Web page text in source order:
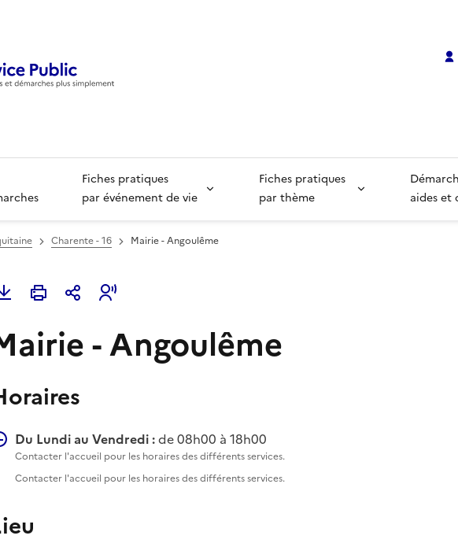
Fiches pratiques
par événement de vie
Fiches pratiques
par thème
aides et
Charente - 16 Mairie - Angoulême
- Angoulême
Du Lundi au Vendredi :de 08h00 à 18h00
Contacter l'accueil pour les horaires des différents services.
Contacter l'accueil pour les horaires des différents services.